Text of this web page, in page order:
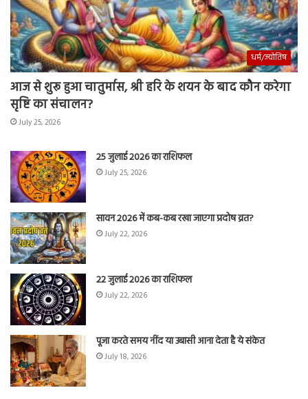
धर्म/ज्योतिष
आज से शुरू हुआ चातुर्मास, श्री हरि के शयन के बाद कौन करेगा
सृष्टि का संचालन?
July 25, 2026
25 जुलाई 2026 का राशिफल
July 25, 2026
सावन 2026 में कब-कब रखा जाएगा प्रदोष व्रत?
July 22, 2026
22 जुलाई 2026 का राशिफल
July 22, 2026
पूजा करते समय नींद या उबासी आना देता है ये संकेत
July 18, 2026